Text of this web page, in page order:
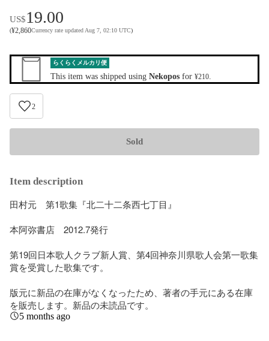
US$19.00
(¥2,860Currency rate updated Aug 7, 02:10 UTC)
らくらくメルカリ便
This item was shipped using Nekopos for ¥210
2
Sold
Item description
田村元　第1歌集『北二十二条西七丁目』
本阿弥書店　2012.7発行
第19回日本歌人クラブ新人賞、第4回神奈川県歌人会第一歌集
賞を受賞した歌集です。
版元に新品の在庫がなくなったため、著者の手元にある在庫
を販売します。新品の未読品です。
5 months ago